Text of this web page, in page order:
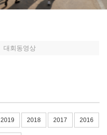
대회동영상
2019 2018 2017 2016